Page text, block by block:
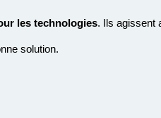
les technologies. Ils agissent
solution.